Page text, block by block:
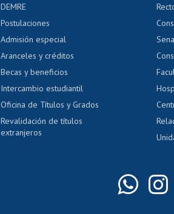
Servicio médico y dental
Pago de arancel y crédito alumnos
Pago de arancel y crédito exalumnos
Certificado de títulos y grados
Mi Uchile Ayuda tecnológica
DEMRE
Postulaciones
Admisión especial
Aranceles y créditos
Becas y beneficios
Intercambio estudiantil
Oficina de Títulos y Grados
Revalidación de títulos
extranjeros